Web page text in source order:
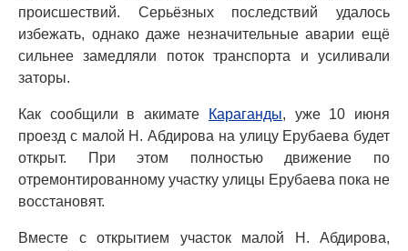
происшествий. Серьёзных последствий удалось
избежать, однако даже незначительные аварии ещё
сильнее замедляли поток транспорта и усиливали
заторы.
Как сообщили в акимате Караганды, уже 10 июня
проезд с малой Н. Абдирова на улицу Ерубаева будет
открыт. При этом полностью движение по
отремонтированному участку улицы Ерубаева пока не
восстановят.
Вместе с открытием участок малой Н. Абдирова,